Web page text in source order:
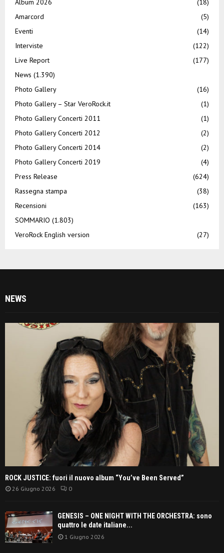
Album 2026
(18)
Amarcord
(5)
Eventi
(14)
Interviste
(122)
Live Report
(177)
News (1.390)
Photo Gallery
(16)
Photo Gallery – Star VeroRock.it
(1)
Photo Gallery Concerti 2011
(1)
Photo Gallery Concerti 2012
(2)
Photo Gallery Concerti 2014
(2)
Photo Gallery Concerti 2019
(4)
Press Release
(624)
Rassegna stampa
(38)
Recensioni
(163)
SOMMARIO (1.803)
VeroRock English version
(27)
NEWS
ROCK JUSTICE: fuori il nuovo album “You’ve Been Served”
26 Giugno 2026 0
GENESIS – ONE NIGHT WITH THE ORCHESTRA: sono
quattro le date italiane...
1 Giugno 2026